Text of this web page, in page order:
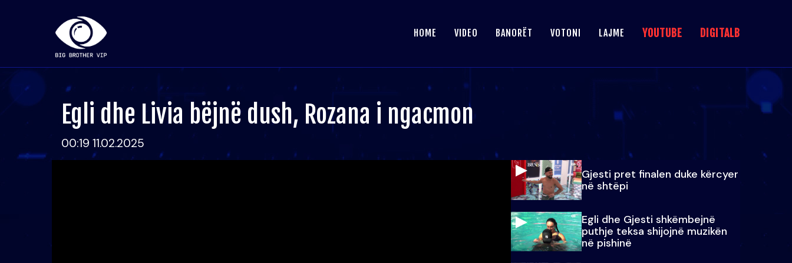
HOME VIDEO BANORËT VOTONI LAJME YOUTUBE DIGITALB
Egli dhe Livia bëjnë dush, Rozana i ngacmon
00:19 11.02.2025
Gjesti pret finalen duke kërcyer
në shtëpi
Egli dhe Gjesti shkëmbejnë
puthje teksa shijojnë muzikën
në pishinë